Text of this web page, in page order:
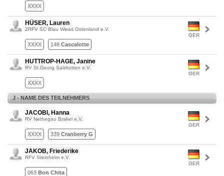
XXXX
GER
HÜSER, Lauren
ZRFV SC Blau Weiss Ostenland e.V.
XXXX 148 Cascalotte
GER
HUTTROP-HAGE, Janine
RV St.Georg Salzkotten e.V.
XXXX
J - NAME DES TEILNEHMERS
GER
JACOBI, Hanna
RV Nethegau Brakel e.V.
XXXX 339 Cranberry G
GER
JAKOB, Friederike
RFV Steinheim e.V.
063 Bon Chita